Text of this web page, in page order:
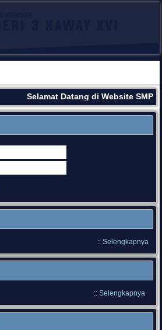
Selamat Datang di Website
:: Selengkapnya
:: Selengkapnya